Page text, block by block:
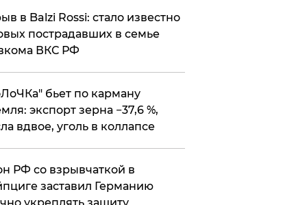
в Balzi Rossi: стало известно
пострадавших в семье
ВКС РФ
бьет по карману
экспорт зерна −37,6 %,
вдвое, уголь в коллапсе
РФ со взрывчаткой в
заставил Германию